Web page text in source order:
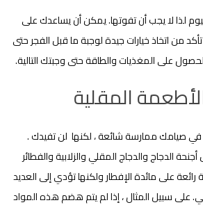
لذا لا يجب أن تفوتها. يمكن أن يساعدك على
من اتخاذ خيارات جيدة لوجبة ما قبل الفجر حتى
على المغذيات والطاقة حتى وجبتك التالية.
المقلية
في صيامك ممارسة شائعة ، لكنها لن تفيدك .
الدجاج والدجاج المقلي والزلابية والفطائر
على مائدة الإفطار ولكنها تؤدي إلى العديد
على سبيل المثال ، إذا لم يتم هضم هذه المواد